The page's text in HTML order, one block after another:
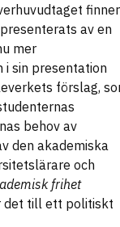
finner
av en
mer
sin presentation
förslag,
behov av
den akademiska
och
frihet
det till ett politiskt